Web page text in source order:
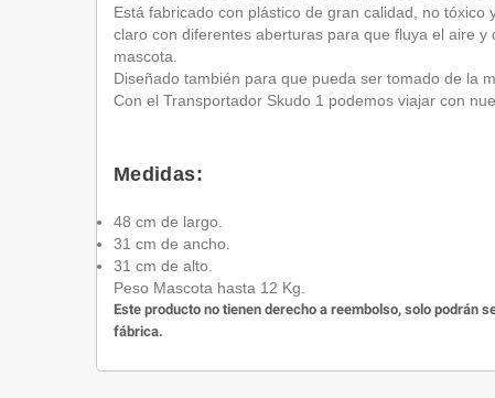
Está fabricado con plástico de gran calidad, no
claro con diferentes aberturas para que fluya el aire
mascota.
Diseñado también para que pueda ser tomado de la
Con el Transportador Skudo 1 podemos viajar con
Medidas:
48 cm de largo.
31 cm de ancho.
31 cm de alto.
Peso Mascota hasta 12 Kg.
Este producto no tienen derecho a reembolso, solo podrán
fábrica.